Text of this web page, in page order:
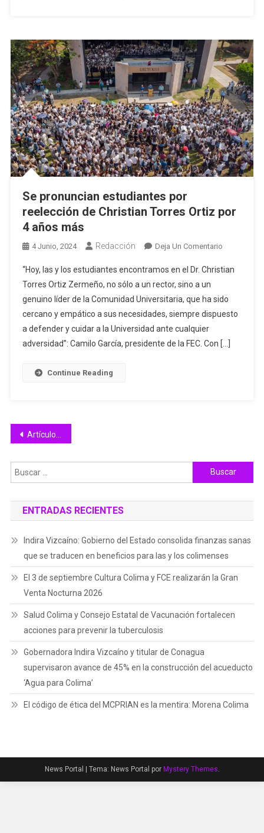
Colima”
Se pronuncian estudiantes por
reelección de Christian Torres Ortiz por
4 años más
4 Junio, 2024 Redacción Deja Un ComentarioEn
Pronuncian
Por
Reelección
Christian
“Hoy, las y los estudiantes encontramos en el Dr. Christian
Torres Ortiz Zermeño, no sólo a un rector, sino a un
genuino líder de la Comunidad Universitaria, que ha sido
cercano y empático a sus necesidades, siempre dispuesto
a defender y cuidar a la Universidad ante cualquier
adversidad”: Camilo García, presidente de la FEC. Con […]
Continue Reading
Navegación
de
entradas
Artículos antiguos
Buscar:
ENTRADAS RECIENTES
Indira Vizcaíno: Gobierno del Estado consolida finanzas sanas
que se traducen en beneficios para las y los colimenses
El 3 de septiembre Cultura Colima y FCE realizarán la Gran
Venta Nocturna 2026
Salud Colima y Consejo Estatal de Vacunación fortalecen
acciones para prevenir la tuberculosis
Gobernadora Indira Vizcaíno y titular de Conagua
supervisaron avance de 45% en la construcción del acueducto
‘Agua para Colima’
El código de ética del MCPRIAN es la mentira: Morena Colima
News Portal | Tema: News Portal por Mystery Themes